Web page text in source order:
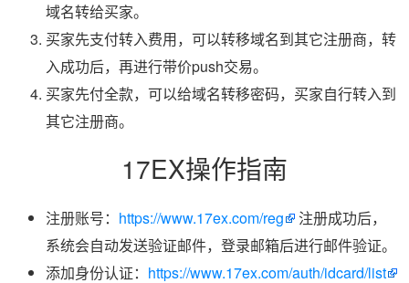
域名转给买家。
买家先支付转入费用，可以转移域名到其它注册商，转
入成功后，再进行带价push交易。
买家先付全款，可以给域名转移密码，买家自行转入到
其它注册商。
17EX操作指南
注册账号： https://www.17ex.com/reg
注册成功后，
系统会自动发送验证邮件，登录邮箱后进行邮件验证。
添加身份认证： https://www.17ex.com/auth/idcard/list